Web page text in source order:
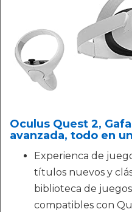
Oculus Quest 2,
avanzada, todo en
Experienca de
títulos nuevos y
biblioteca de
compatibles con